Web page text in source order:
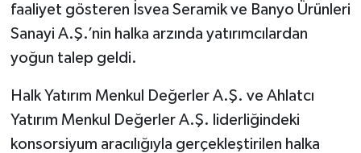
faaliyet gösteren İsvea Seramik ve Banyo Ürünleri
Sanayi A.Ş.’nin halka arzında yatırımcılardan
yoğun talep geldi.
Halk Yatırım Menkul Değerler A.Ş. ve Ahlatcı
Yatırım Menkul Değerler A.Ş. liderliğindeki
konsorsiyum aracılığıyla gerçekleştirilen halka